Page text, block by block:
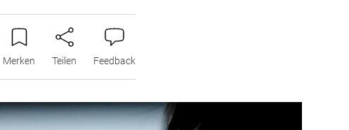
Merken Teilen Feedback